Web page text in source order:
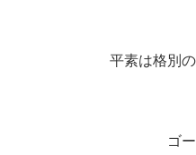
平素は格別
ゴ